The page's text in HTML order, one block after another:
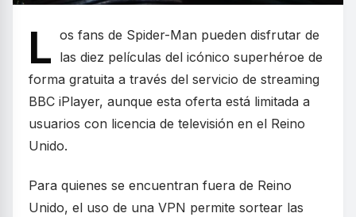
L os fans de Spider-Man pueden disfrutar de
las diez películas del icónico superhéroe de
forma gratuita a través del servicio de streaming
BBC iPlayer, aunque esta oferta está limitada a
usuarios con licencia de televisión en el Reino
Unido.
Para quienes se encuentran fuera de Reino
Unido, el uso de una VPN permite sortear las